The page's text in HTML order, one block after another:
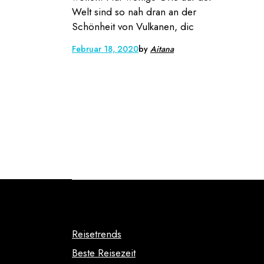
Welt sind so nah dran an der
Schönheit von Vulkanen, dic
Februar 18, 2020by Aitana
Reisetrends
Beste Reisezeit